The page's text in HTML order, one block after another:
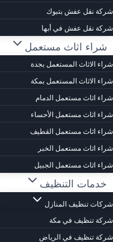
شركة نقل عفش بتبوك
شركة نقل عفش في أبها
شراء اثاث مستعمل
شراء الاثاث المستعمل بجدة
شراء الاثاث المستعمل بمكة
شراء اثاث مستعمل الدمام
شراء اثاث مستعمل الأحساء
شراء اثاث مستعمل القطيف
شراء اثاث مستعمل الخبر
شراء اثاث مستعمل الجبيل
خدمات التنظيف
شركات تنظيف المنازل
شركة تنظيف في مكة
شركة تنظيف في الرياض